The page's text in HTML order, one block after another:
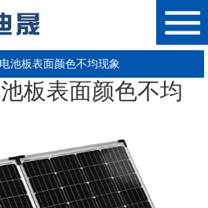
池板表面颜色不均现象
板表面颜色不均